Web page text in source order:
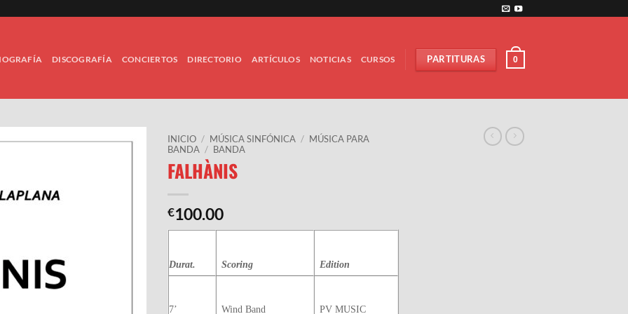
DISCOGRAFÍA CONCIERTOS DIRECTORIO ARTÍCULOS NOTICIAS CURSOS PARTITURAS 0
INICIO / MÚSICA SINFÓNICA / MÚSICA PARA
BANDA / BANDA
FALHÀNIS
€100.00
Durat. Scoring Edition
7’ Wind Band PV MUSIC